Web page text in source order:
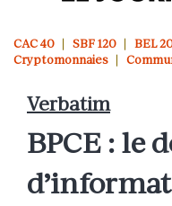
CAC 40 SBF 120 BEL
Cryptomonnaies
Verbatim
BPCE : le